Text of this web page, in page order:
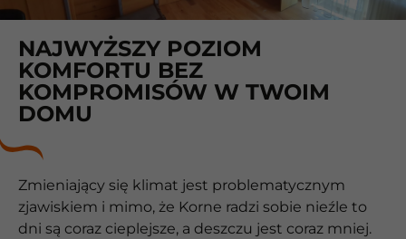
NAJWYŻSZY POZIOM
KOMFORTU BEZ
KOMPROMISÓW W TWOIM
DOMU
Zmieniający się klimat jest problematycznym
zjawiskiem i mimo, że Korne radzi sobie nieźle to
dni są coraz cieplejsze, a deszczu jest coraz mniej.